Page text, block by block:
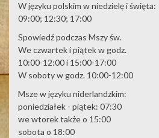
W języku polskim w niedzielę i święta:
09:00; 12:30; 17:00
Spowiedź podczas Mszy św.
We czwartek i piątek w godz.
10:00-12:00 i 15:00-17:00
W soboty w godz. 10:00-12:00
Msze w języku niderlandzkim:
poniedziałek - piątek: 07:30
we wtorek także o 15:00
sobota o 18:00